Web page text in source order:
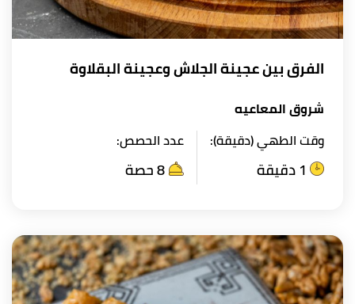
الفرق بين عجينة الجلاش وعجينة البقلاوة
شروق المعاعيه
وقت الطهي (دقيقة):
1 دقيقة
عدد الحصص:
8 حصة